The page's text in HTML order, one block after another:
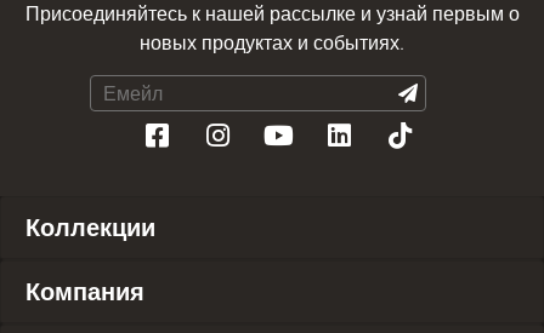
Присоединяйтесь к нашей рассылке и узнай первым о
новых продуктах и событиях.
Коллекции
Компания